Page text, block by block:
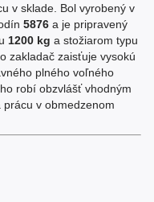
v sklade. Bol vyrobený v
5876 a je pripravený
1200 kg a stožiarom typu
zakladač zaisťuje vysokú
plného voľného
robí obzvlášť vhodným
v obmedzenom